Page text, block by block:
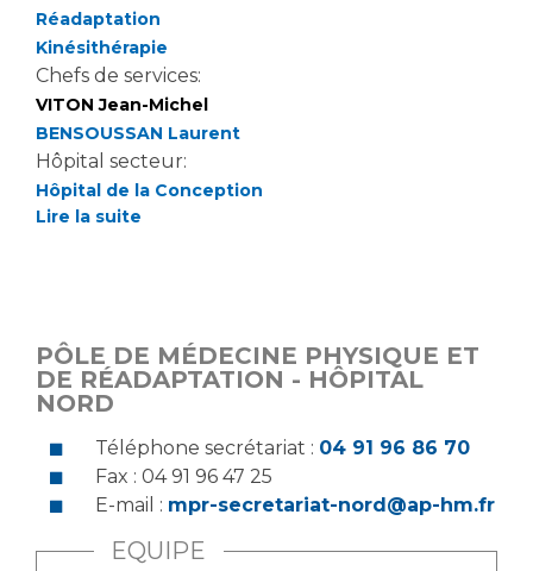
Réadaptation
Kinésithérapie
Chefs de services:
VITON Jean-Michel
BENSOUSSAN Laurent
Hôpital secteur:
Hôpital de la Conception
Lire la suite
PÔLE DE MÉDECINE PHYSIQUE ET
DE RÉADAPTATION - HÔPITAL
NORD
Téléphone secrétariat : 04 91 96 86 70
Fax : 04 91 96 47 25
E-mail : mpr-secretariat-nord@ap-hm.fr
EQUIPE